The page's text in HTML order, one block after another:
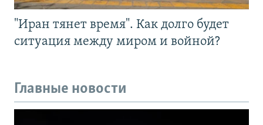
"Иран тянет время". Как долго будет
ситуация между миром и войной?
Главные новости